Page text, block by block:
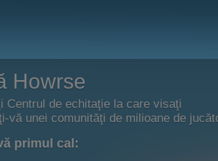
Howrse
Centrul de echitaţie la care visaţi
vă unei comunităţi de milioane de
primul cal: